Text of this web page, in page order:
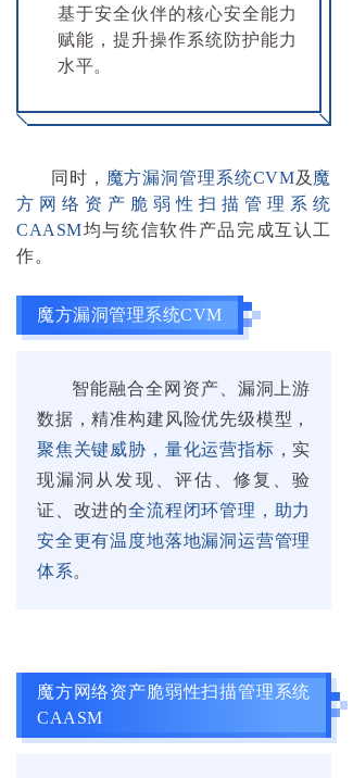
基于安全伙伴的核心安全能力
赋能，提升操作系统防护能力
水平。
同时， 魔方漏洞管理系统CVM及 魔
方网络资产脆弱性扫描管理系统
CAASM均与统信软件产品完成互认工
作。
魔方漏洞管理系统CVM
智能融合全网资产、漏洞上游
数据，精准构建风险优先级模型，
聚焦关键威胁，量化运营指标 ，实
现漏洞从发现、评估、修复、验
证、改进的全流程闭环管理，助力
安全更有温度地落地漏洞运营管理
体系。
魔方网络资产脆弱性扫描管理系统
CAASM